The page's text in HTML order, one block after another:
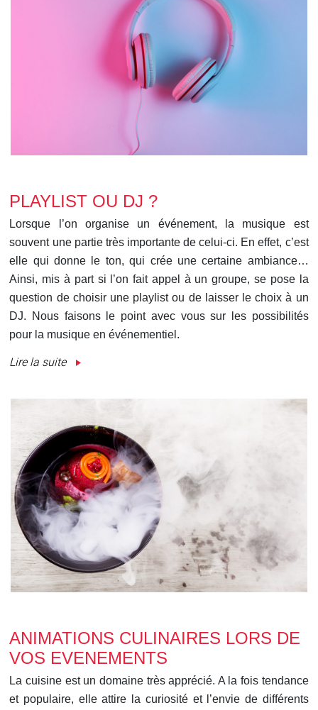
PLAYLIST OU DJ ?
Lorsque l’on organise un événement, la musique est
souvent une partie très importante de celui-ci. En effet, c’est
elle qui donne le ton, qui crée une certaine ambiance…
Ainsi, mis à part si l’on fait appel à un groupe, se pose la
question de choisir une playlist ou de laisser le choix à un
DJ. Nous faisons le point avec vous sur les possibilités
pour la musique en événementiel.
Lire la suite
ANIMATIONS CULINAIRES LORS DE
VOS EVENEMENTS
La cuisine est un domaine très apprécié. A la fois tendance
et populaire, elle attire la curiosité et l’envie de différents